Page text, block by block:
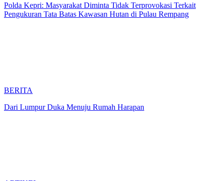
Polda Kepri: Masyarakat Diminta Tidak Terprovokasi Terkait
Pengukuran Tata Batas Kawasan Hutan di Pulau Rempang
BERITA
Dari Lumpur Duka Menuju Rumah Harapan